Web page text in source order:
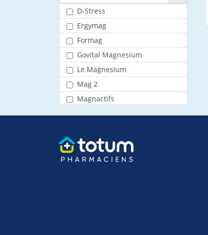
D-Stress
Ergymag
Formag
Govital Magnesium
Le Magnesium
Mag 2
Magnactifs
Magnecontrol
Thalamag